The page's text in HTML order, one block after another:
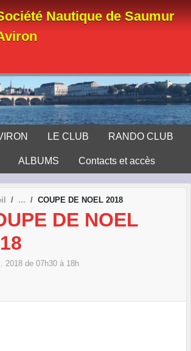
Nautique de Saumur
LE CLUB RANDO CLUB
ALBUMS Contacts et accès
COUPE DE NOEL 2018
DE NOEL
2018 de 07h30 à 18h
des cookies